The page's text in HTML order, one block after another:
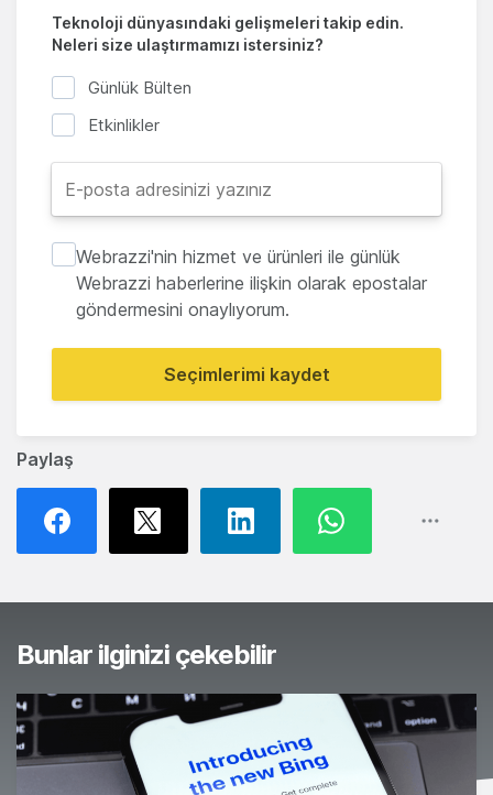
Paylaş
Teknoloji dünyasındaki gelişmeleri takip edin.
Neleri size ulaştırmamızı istersiniz?
Günlük Bülten
Etkinlikler
Webrazzi'nin hizmet ve ürünleri ile günlük
Webrazzi haberlerine ilişkin olarak epostalar
göndermesini onaylıyorum.
Seçimlerimi kaydet
Bunlar ilginizi çekebilir